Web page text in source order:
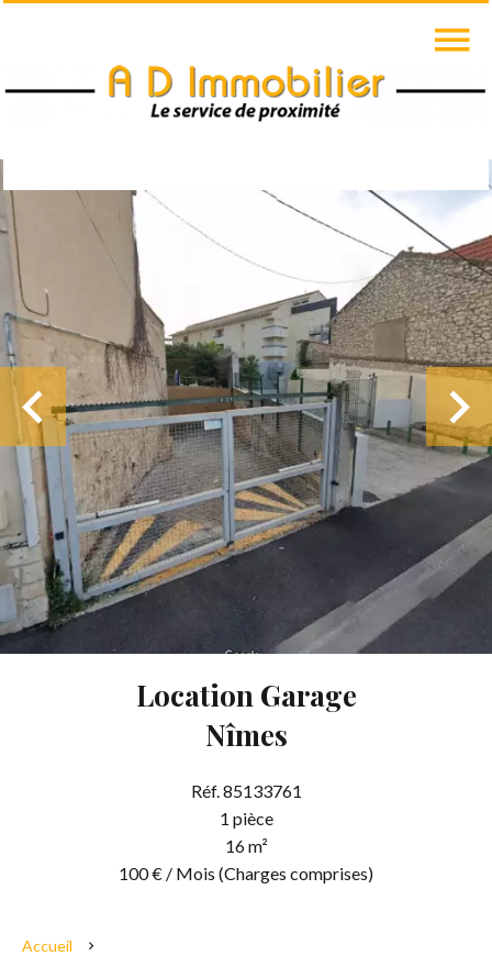
Location Garage
Nîmes
Réf. 85133761
1 pièce
16 m²
100 € / Mois (Charges comprises)
Accueil